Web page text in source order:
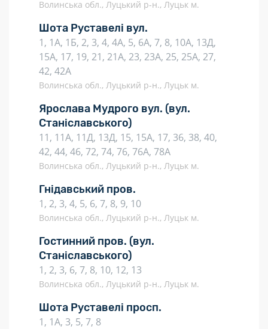
Волинська обл., Луцький р-н., Луцьк м.
Шота Руставелі вул.
1, 1А, 1Б, 2, 3, 4, 4А, 5, 6А, 7, 8, 10А, 13Д,
15А, 17, 19, 21, 21А, 23, 23А, 25, 25А, 27,
42, 42А
Волинська обл., Луцький р-н., Луцьк м.
Ярослава Мудрого вул. (вул.
Станіславського)
11, 11А, 11Д, 13Д, 15, 15А, 17, 36, 38, 40,
42, 44, 46, 72, 74, 76, 76А, 78А
Волинська обл., Луцький р-н., Луцьк м.
Гнідавський пров.
1, 2, 3, 4, 5, 6, 7, 8, 9, 10
Волинська обл., Луцький р-н., Луцьк м.
Гостинний пров. (вул.
Станіславського)
1, 2, 3, 6, 7, 8, 10, 12, 13
Волинська обл., Луцький р-н., Луцьк м.
Шота Руставелі просп.
1, 1А, 3, 5, 7, 8